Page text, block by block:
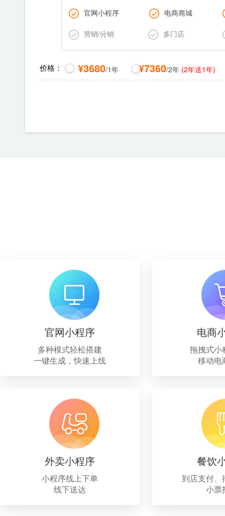
价格：
官网小程序 电商商城
营销/分销
多门店
.
¥3680/1年 ¥7360/2年 (2年送1年)
官网小程序
多种模式轻松搭建
一键生成，快速上线
电商
拖拽式小
移动电
外卖小程序
小程序线上下单
线下送达
餐饮
到店支付、
小票